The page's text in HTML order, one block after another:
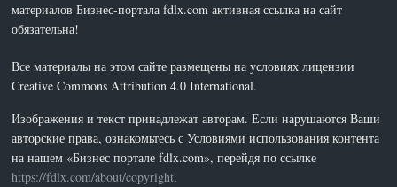
материалов Бизнес-портала fdlx.com активная ссылка на сайт
обязательна!
Все материалы на этом сайте размещены на условиях лицензии
Creative Commons Attribution 4.0 International.
Изображения и текст принадлежат авторам. Если нарушаются Ваши
авторские права, ознакомьтесь с Условиями использования контента
на нашем «Бизнес портале fdlx.com», перейдя по ссылке
https://fdlx.com/about/copyright.